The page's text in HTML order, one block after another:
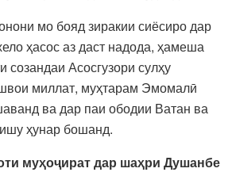
мо бояд зиракии сиёсиро дар
ҳасос аз даст надода, ҳамеша
созандаи Асосгузори сулҳу
миллат, муҳтарам Эмомалӣ
ва дар паи ободии Ватан ва
ҳунар бошанд.
муҳоҷират дар шаҳри Душанбе